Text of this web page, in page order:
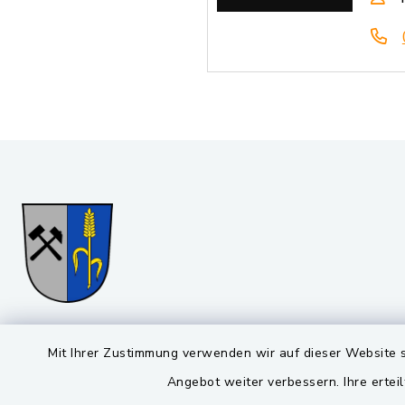
Mit Ihrer Zustimmung verwenden wir auf dieser
Angebot weiter verbessern. Ihre
Gemeinde Stulln